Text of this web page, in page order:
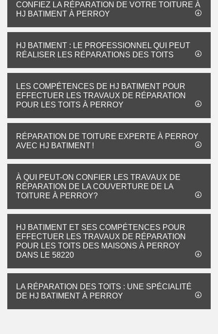
CONFIEZ LA RÉPARATION DE VOTRE TOITURE À
HJ BATIMENT À PERROY
HJ BATIMENT : LE PROFESSIONNEL QUI PEUT
RÉALISER LES RÉPARATIONS DES TOITS
LES COMPÉTENCES DE HJ BATIMENT POUR
EFFECTUER LES TRAVAUX DE RÉPARATION
POUR LES TOITS À PERROY
RÉPARATION DE TOITURE EXPERTE À PERROY
AVEC HJ BATIMENT !
À QUI PEUT-ON CONFIER LES TRAVAUX DE
RÉPARATION DE LA COUVERTURE DE LA
TOITURE À PERROY?
HJ BATIMENT ET SES COMPÉTENCES POUR
EFFECTUER LES TRAVAUX DE RÉPARATION
POUR LES TOITS DES MAISONS À PERROY
DANS LE 58220
LA RÉPARATION DES TOITS : UNE SPÉCIALITÉ
DE HJ BATIMENT À PERROY